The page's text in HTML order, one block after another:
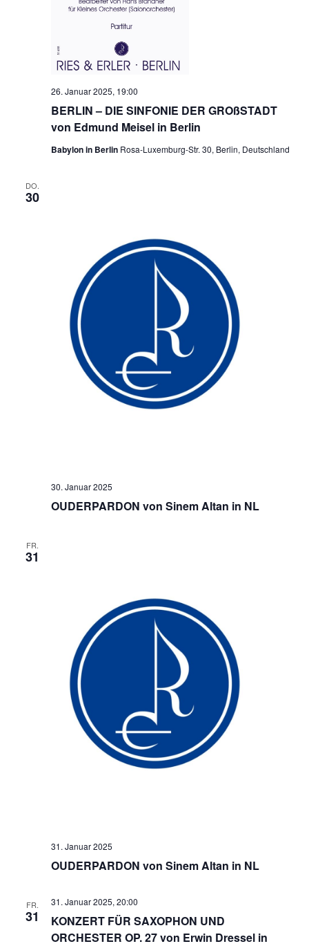
BERLIN – DIE SINFONIE DER GROßSTADT
von Edmund Meisel in Berlin
26. Januar 2025, 19:00
Babylon in Berlin Rosa-Luxemburg-Str. 30, Berlin, Deutschland
DO.
30
OUDERPARDON von Sinem Altan in NL
30. Januar 2025
FR.
31
OUDERPARDON von Sinem Altan in NL
31. Januar 2025
FR.
31
KONZERT FÜR SAXOPHON UND
ORCHESTER OP. 27 von Erwin Dressel in
31. Januar 2025, 20:00